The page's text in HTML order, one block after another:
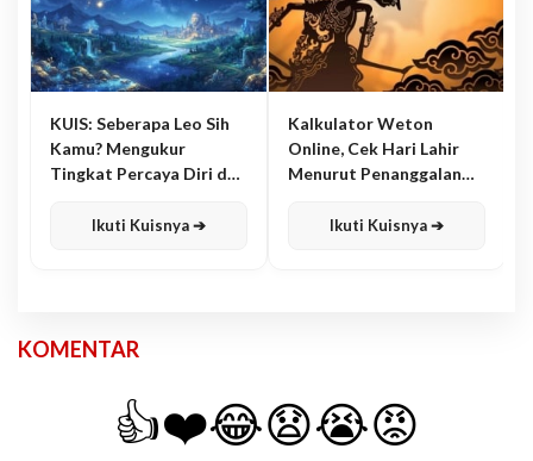
KUIS: Seberapa Leo Sih
Kamu? Mengukur
Tingkat Percaya Diri dan
Ikuti Kuisnya ➔
Kalkulator Weton
Online, Cek Hari Lahir
Menurut Penanggalan
Ikuti Kuisnya ➔
KOMENTAR
👍❤️😂😧😭😡